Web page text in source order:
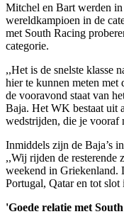
Mitchel en Bart werden
wereldkampioen in de
met South Racing
categorie.
,,Het is de snelste klasse
hier te kunnen meten met
de vooravond staat van
Baja. Het WK bestaat uit
wedstrijden, die je vooraf
Inmiddels zijn de Baja’s
,,Wij rijden de resterende
weekend in Griekenland.
Portugal, Qatar en tot slot
'Goede relatie met